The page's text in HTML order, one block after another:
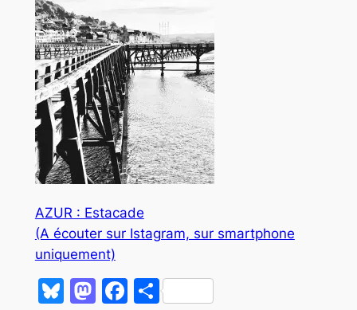
AZUR : Estacade
(A écouter sur Istagram, sur smartphone
uniquement)
Bluesky
Mastodon
Facebook
Partager